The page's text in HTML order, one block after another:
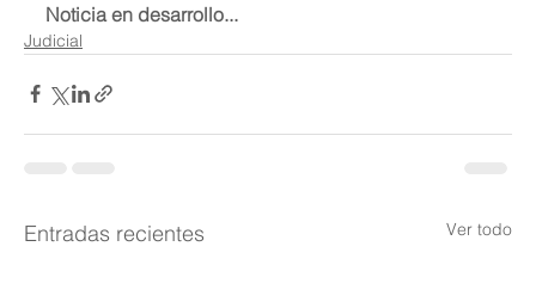
Noticia en desarrollo...
Judicial
Entradas recientes Ver todo